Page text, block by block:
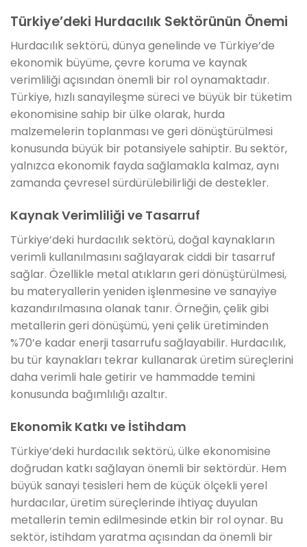
Türkiye’deki Hurdacılık Sektörünün Önemi
Hurdacılık sektörü, dünya genelinde ve Türkiye’de
ekonomik büyüme, çevre koruma ve kaynak
verimliliği açısından önemli bir rol oynamaktadır.
Türkiye, hızlı sanayileşme süreci ve büyük bir tüketim
ekonomisine sahip bir ülke olarak, hurda
malzemelerin toplanması ve geri dönüştürülmesi
konusunda büyük bir potansiyele sahiptir. Bu sektör,
yalnızca ekonomik fayda sağlamakla kalmaz, aynı
zamanda çevresel sürdürülebilirliği de destekler.
Kaynak Verimliliği ve Tasarruf
Türkiye’deki hurdacılık sektörü, doğal kaynakların
verimli kullanılmasını sağlayarak ciddi bir tasarruf
sağlar. Özellikle metal atıkların geri dönüştürülmesi,
bu materyallerin yeniden işlenmesine ve sanayiye
kazandırılmasına olanak tanır. Örneğin, çelik gibi
metallerin geri dönüşümü, yeni çelik üretiminden
%70’e kadar enerji tasarrufu sağlayabilir. Hurdacılık,
bu tür kaynakları tekrar kullanarak üretim süreçlerini
daha verimli hale getirir ve hammadde temini
konusunda bağımlılığı azaltır.
Ekonomik Katkı ve İstihdam
Türkiye’deki hurdacılık sektörü, ülke ekonomisine
doğrudan katkı sağlayan önemli bir sektördür. Hem
büyük sanayi tesisleri hem de küçük ölçekli yerel
hurdacılar, üretim süreçlerinde ihtiyaç duyulan
metallerin temin edilmesinde etkin bir rol oynar. Bu
sektör, istihdam yaratma açısından da önemli bir